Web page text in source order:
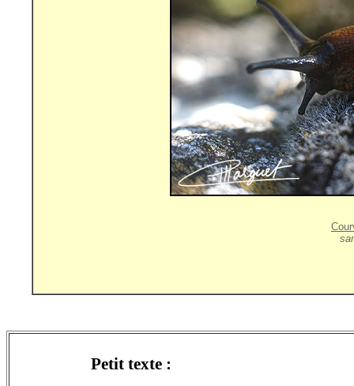
Petit texte :